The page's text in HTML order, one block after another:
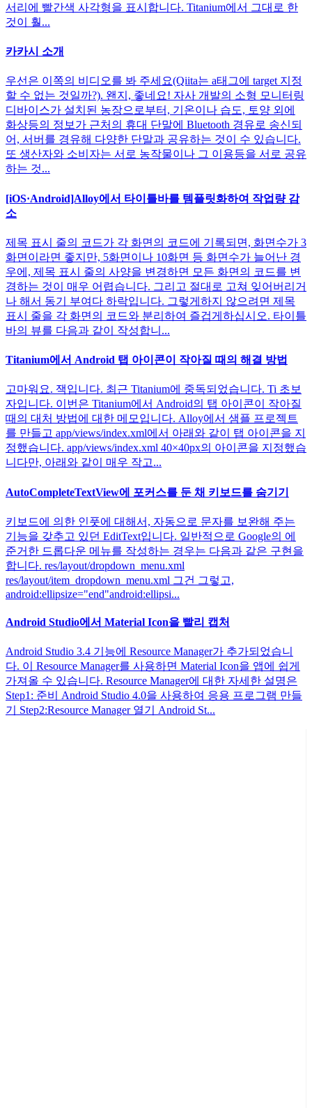
서리에 빨간색 사각형을 표시합니다. Titanium에서 그대로 한
것이 훨...
카카시 소개
우선은 이쪽의 비디오를 봐 주세요(Qiita는 a태그에 target 지정
할 수 없는 것일까?). 왠지, 좋네요! 자사 개발의 소형 모니터링
디바이스가 설치된 농장으로부터, 기온이나 습도, 토양 외에
화상등의 정보가 근처의 휴대 단말에 Bluetooth 경유로 송신되
어, 서버를 경유해 다양한 단말과 공유하는 것이 수 있습니다.
또 생산자와 소비자는 서로 농작물이나 그 이용등을 서로 공유
하는 것...
[iOS·Android]Alloy에서 타이틀바를 템플릿화하여 작업량 감
소
제목 표시 줄의 코드가 각 화면의 코드에 기록되면, 화면수가 3
화면이라면 좋지만, 5화면이나 10화면 등 화면수가 늘어난 경
우에, 제목 표시 줄의 사양을 변경하면 모든 화면의 코드를 변
경하는 것이 매우 어렵습니다. 그리고 절대로 고쳐 잊어버리거
나 해서 동기 부여다 하락입니다. 그렇게하지 않으려면 제목
표시 줄을 각 화면의 코드와 분리하여 즐겁게하십시오. 타이틀
바의 뷰를 다음과 같이 작성합니...
Titanium에서 Android 탭 아이콘이 작아질 때의 해결 방법
고마워요. 잭입니다. 최근 Titanium에 중독되었습니다. Ti 초보
자입니다. 이번은 Titanium에서 Android의 탭 아이콘이 작아질
때의 대처 방법에 대한 메모입니다. Alloy에서 샘플 프로젝트
를 만들고 app/views/index.xml에서 아래와 같이 탭 아이콘을 지
정했습니다. app/views/index.xml 40×40px의 아이콘을 지정했습
니다만, 아래와 같이 매우 작고...
AutoCompleteTextView에 포커스를 둔 채 키보드를 숨기기
키보드에 의한 인풋에 대해서, 자동으로 문자를 보완해 주는
기능을 갖추고 있던 EditText입니다. 일반적으로 Google의 에
준거한 드롭다운 메뉴를 작성하는 경우는 다음과 같은 구현을
합니다. res/layout/dropdown_menu.xml
res/layout/item_dropdown_menu.xml 그건 그렇고,
android:ellipsize="end"android:ellipsi...
Android Studio에서 Material Icon을 빨리 캡처
Android Studio 3.4 기능에 Resource Manager가 추가되었습니
다. 이 Resource Manager를 사용하면 Material Icon을 앱에 쉽게
가져올 수 있습니다. Resource Manager에 대한 자세한 설명은
Step1: 준비 Android Studio 4.0을 사용하여 응용 프로그램 만들
기 Step2:Resource Manager 열기 Android St...